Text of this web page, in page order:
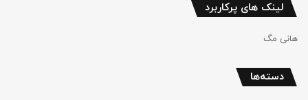
لینک های پرکاربرد
هانی مگ
دسته‌ها